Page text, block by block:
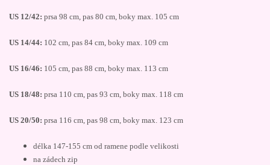
US 12/42: prsa 98 cm, pas 80 cm, boky max. 105 cm
US 14/44: 102 cm, pas 84 cm, boky max. 109 cm
US 16/46: 105 cm, pas 88 cm, boky max. 113 cm
US 18/48: prsa 110 cm, pas 93 cm, boky max. 118 cm
US 20/50: prsa 116 cm, pas 98 cm, boky max. 123 cm
délka 147-155 cm od ramene podle velikosti
na zádech zip